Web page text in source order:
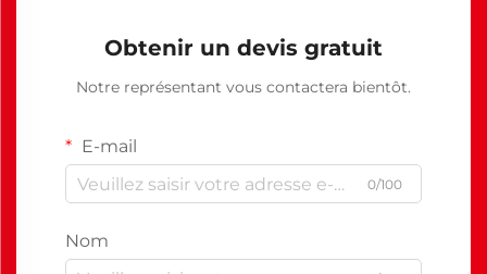
Obtenir un devis gratuit
Notre représentant vous contactera bientôt.
E-mail
0/100
Nom